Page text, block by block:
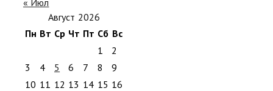
Август 2026
Пн Вт Ср Чт Пт Сб Вс
1
2
3
4 5 6 7 8
9
10 11 12 13 14 15 16